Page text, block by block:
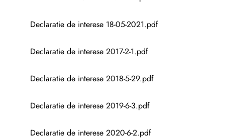
Declaratie de interese 18-05-2021.pdf
Declaratie de interese 2017-2-1.pdf
Declaratie de interese 2018-5-29.pdf
Declaratie de interese 2019-6-3.pdf
Declaratie de interese 2020-6-2.pdf